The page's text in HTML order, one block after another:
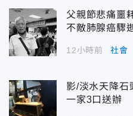
父親節悲痛噩
不敵肺腺癌驟
12小時前 社會
影/淡水天降
一家3口送辦